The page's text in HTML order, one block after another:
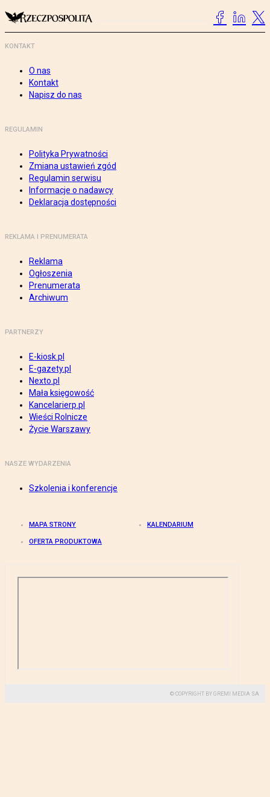
KONTAKT
O nas
Kontakt
Napisz do nas
REGULAMIN
Polityka Prywatności
Zmiana ustawień zgód
Regulamin serwisu
Informacje o nadawcy
Deklaracja dostępności
REKLAMA I PRENUMERATA
Reklama
Ogłoszenia
Prenumerata
Archiwum
PARTNERZY
E-kiosk.pl
E-gazety.pl
Nexto.pl
Mała księgowość
Kancelarierp.pl
Wieści Rolnicze
Życie Warszawy
NASZE WYDARZENIA
Szkolenia i konferencje
MAPA STRONY KALENDARIUM
OFERTA PRODUKTOWA
© COPYRIGHT BY GREMI MEDIA SA